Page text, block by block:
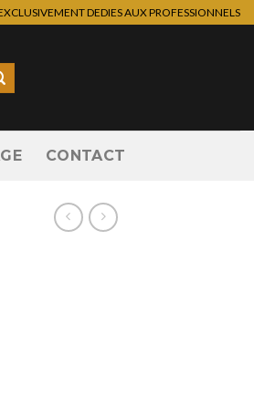
DEDIES AUX PROFESSIONNELS
CONTACT